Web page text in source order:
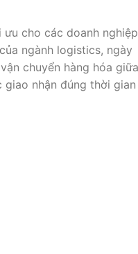
cho các doanh
ngành logistics, ngày
chuyển hàng hóa giữa
nhận đúng thời